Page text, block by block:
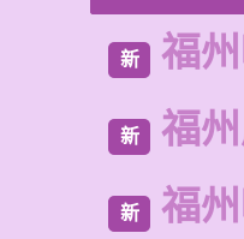
新 福
新 福
新 福